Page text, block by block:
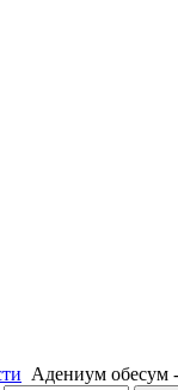
Адениум обесум